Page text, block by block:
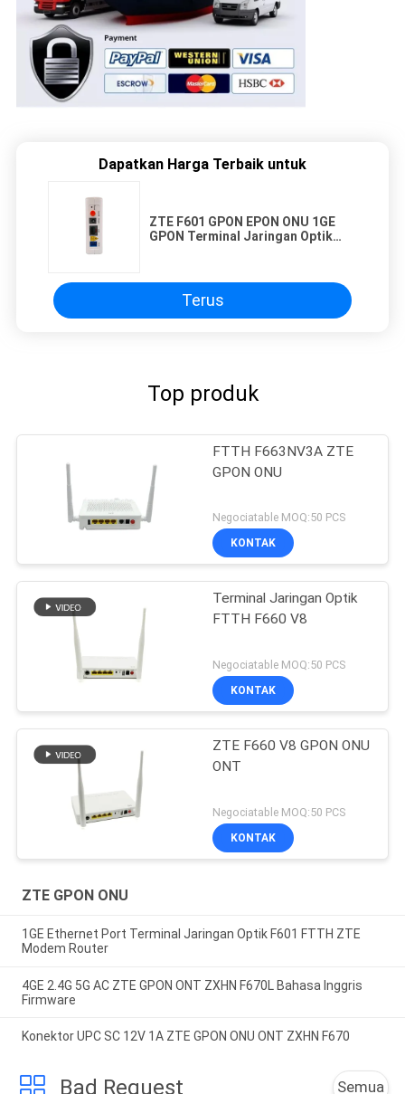
Dapatkan Harga Terbaik untuk
ZTE F601 GPON EPON ONU 1GE
GPON Terminal Jaringan Optik
Terus
Top produk
FTTH F663NV3A ZTE
GPON ONU
Negociatable MOQ:50 PCS
KONTAK
Terminal Jaringan Optik
FTTH F660 V8
Negociatable MOQ:50 PCS
KONTAK
ZTE F660 V8 GPON ONU
ONT
Negociatable MOQ:50 PCS
KONTAK
ZTE GPON ONU
1GE Ethernet Port Terminal Jaringan Optik F601 FTTH ZTE
Modem Router
4GE 2.4G 5G AC ZTE GPON ONT ZXHN F670L Bahasa Inggris
Firmware
Konektor UPC SC 12V 1A ZTE GPON ONU ONT ZXHN F670
Bad Request Semua